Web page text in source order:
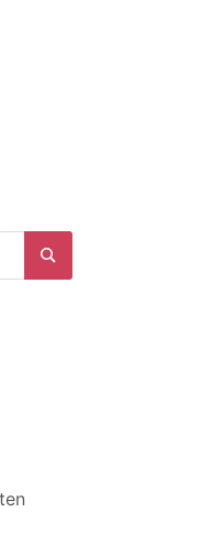
Search